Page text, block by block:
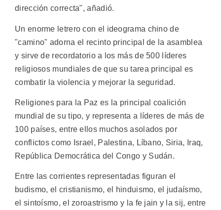
dirección correcta", añadió.
Un enorme letrero con el ideograma chino de
"camino" adorna el recinto principal de la asamblea
y sirve de recordatorio a los más de 500 líderes
religiosos mundiales de que su tarea principal es
combatir la violencia y mejorar la seguridad.
Religiones para la Paz es la principal coalición
mundial de su tipo, y representa a líderes de más de
100 países, entre ellos muchos asolados por
conflictos como Israel, Palestina, Líbano, Siria, Iraq,
República Democrática del Congo y Sudán.
Entre las corrientes representadas figuran el
budismo, el cristianismo, el hinduismo, el judaísmo,
el sintoísmo, el zoroastrismo y la fe jain y la sij, entre